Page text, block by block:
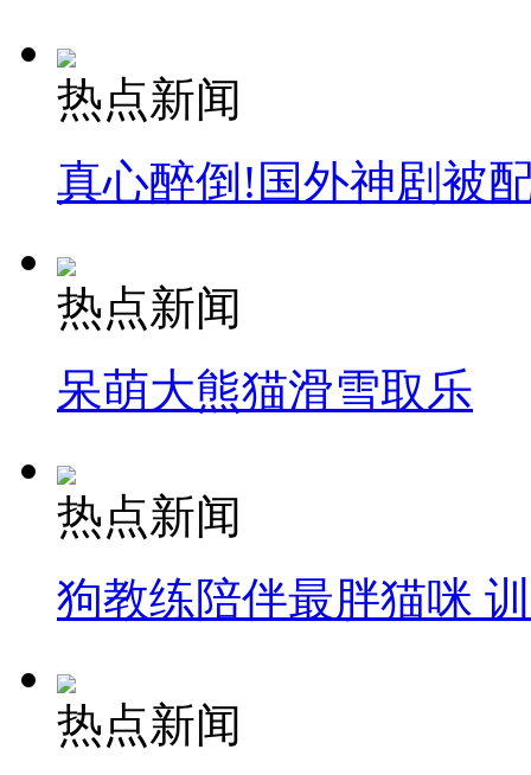
热点新闻
真心醉倒!国外神剧被
热点新闻
呆萌大熊猫滑雪取乐
热点新闻
狗教练陪伴最胖猫咪
热点新闻